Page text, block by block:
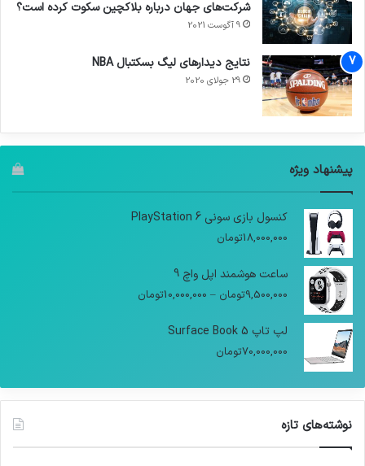
شرکت‌های جهان درباره بلاکچین سکوت کرده است؟
9 آگوست 2021
نتایج دیدار‌های لیگ بسکتبال NBA
29 جولای 2020
پیشنهاد ویژه
کنسول بازی سونی PlayStation 6
18,000,000تومان
ساعت هوشمند اپل واچ 9
9,500,000تومان –
10,000,000تومان
لپ تاپ Surface Book 5
70,000,000تومان
نوشته‌های تازه